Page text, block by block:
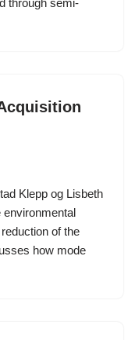
Klepp og Lisbeth
environmental
of the
how mode